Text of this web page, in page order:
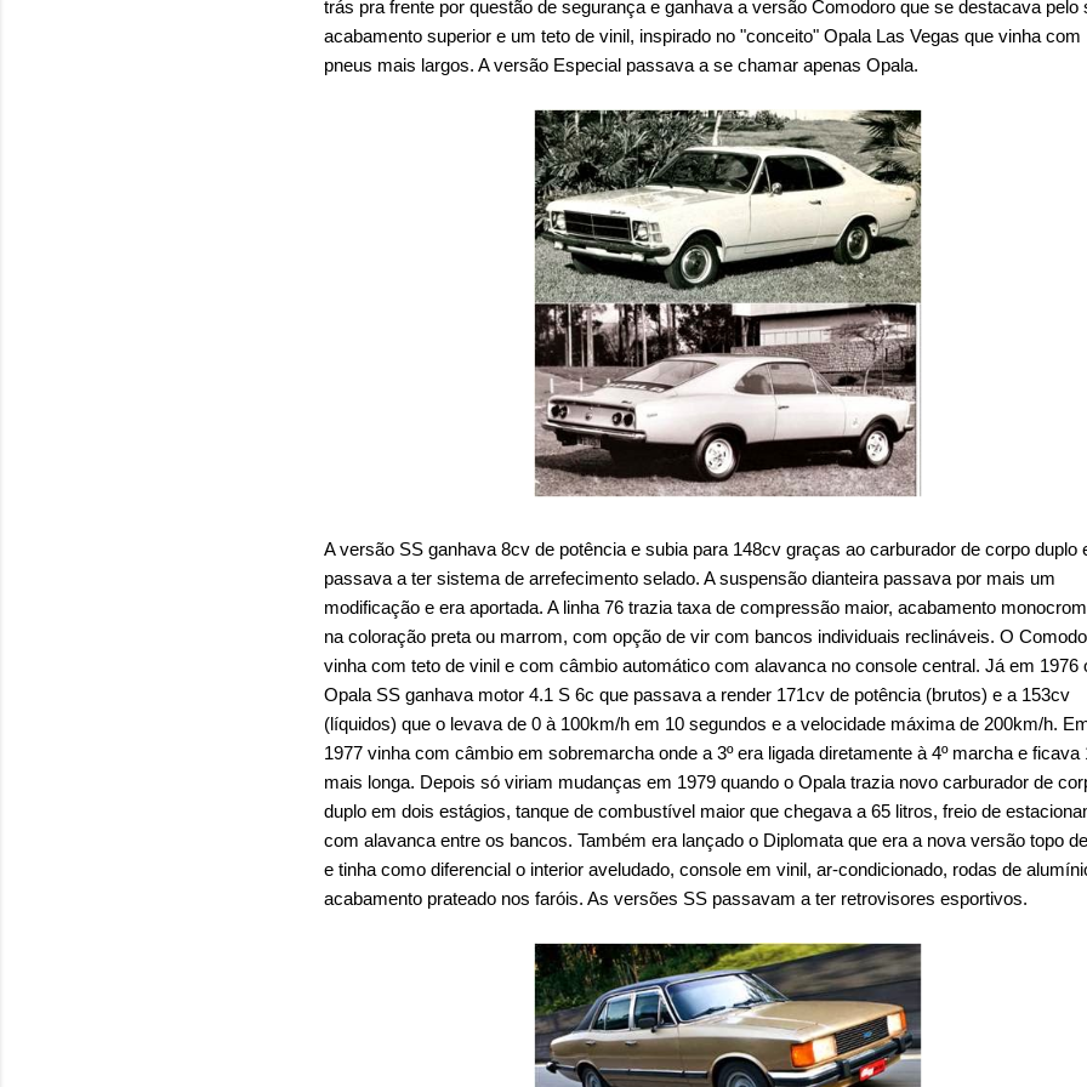
trás pra frente por questão de segurança e ganhava a versão Comodoro que se destacava pelo
acabamento superior e um teto de vinil, inspirado no "conceito" Opala Las Vegas que vinha com
pneus mais largos. A versão Especial passava a se chamar apenas Opala.
A versão SS ganhava 8cv de potência e subia para 148cv graças ao carburador de corpo duplo
passava a ter sistema de arrefecimento selado. A suspensão dianteira passava por mais um
modificação e era aportada. A linha 76 trazia taxa de compressão maior, acabamento
na coloração preta ou marrom, com opção de vir com bancos individuais reclináveis. O
vinha com teto de vinil e com câmbio automático com alavanca no console central. Já em 1976
Opala SS ganhava motor 4.1 S 6c que passava a render 171cv de potência (brutos) e a 153cv
(líquidos) que o levava de 0 à 100km/h em 10 segundos e a velocidade máxima de 200km/h.
1977 vinha com câmbio em sobremarcha onde a 3º era ligada diretamente à 4º marcha e ficava
mais longa. Depois só viriam mudanças em 1979 quando o Opala trazia novo carburador de
duplo em dois estágios, tanque de combustível maior que chegava a 65 litros, freio de
com alavanca entre os bancos. Também era lançado o Diplomata que era a nova versão topo
e tinha como diferencial o interior aveludado, console em vinil, ar-condicionado, rodas de
acabamento prateado nos faróis. As versões SS passavam a ter retrovisores esportivos.